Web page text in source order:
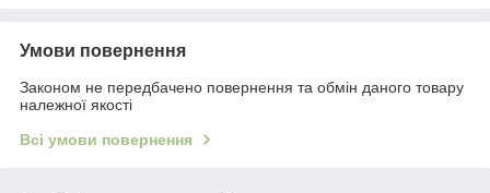
Умови повернення
Законом не передбачено повернення та обмін даного товару
належної якості
Всі умови повернення